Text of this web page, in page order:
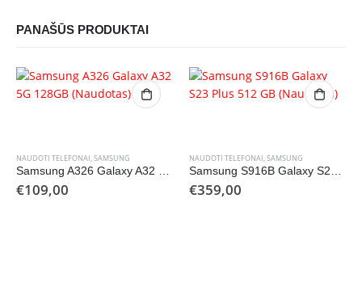
PANAŠŪS PRODUKTAI
NAUDOTI TELEFONAI SAMSUNG
€109,00
NAUDOTI TELEFONAI SAMSUNG
€359,00